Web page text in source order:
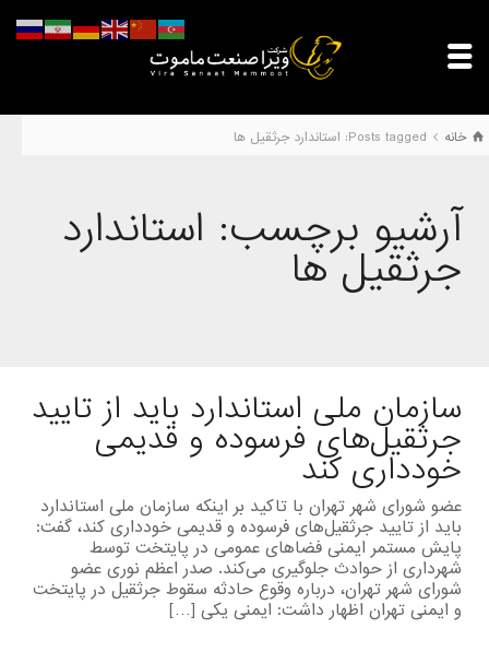
خانه Posts tagged: استاندارد جرثقیل ها
آرشیو برچسب: استاندارد
جرثقیل ها
سازمان ملی استاندارد باید از تایید
جرثقیل‌های فرسوده و قدیمی
خودداری کند
عضو شورای شهر تهران با تاکید بر اینکه سازمان ملی استاندارد
باید از تایید جرثقیل‌های فرسوده و قدیمی خودداری کند، گفت:
پایش مستمر ایمنی فضاهای عمومی در پایتخت توسط
شهرداری از حوادث جلوگیری می‌کند. صدر اعظم نوری عضو
شورای شهر تهران، درباره وقوع حادثه سقوط جرثقیل در پایتخت
و ایمنی تهران اظهار داشت: ایمنی یکی […]